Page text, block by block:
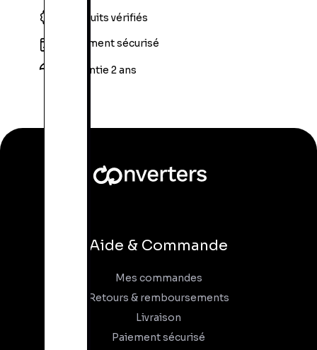
Produits vérifiés
Paiement sécurisé
Garantie 2 ans
Aide & Commande
Mes commandes
Retours & remboursements
Livraison
Paiement sécurisé